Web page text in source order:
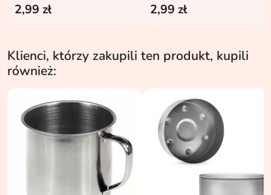
2,99 zł 2,99 zł
Klienci, którzy zakupili ten produkt, kupili
również: